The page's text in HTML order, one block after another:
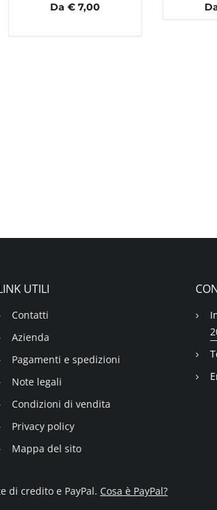
Da € 7,00
UTILI
Contatti
Azienda
Pagamenti e spedizioni
Note legali
Condizioni di vendita
Privacy policy
Mappa del sito
di credito e PayPal. Cosa è PayPal?